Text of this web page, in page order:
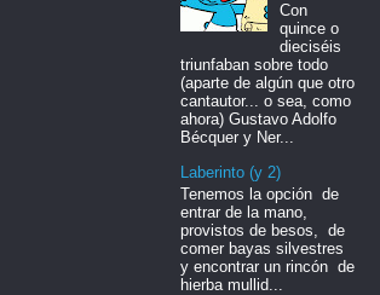
Con
quince o
dieciséis
triunfaban sobre todo
(aparte de algún que otro
cantautor... o sea, como
ahora) Gustavo Adolfo
Bécquer y Ner...
Laberinto (y 2)
Tenemos la opción de
entrar de la mano,
provistos de besos, de
comer bayas silvestres
y encontrar un rincón de
hierba mullid...